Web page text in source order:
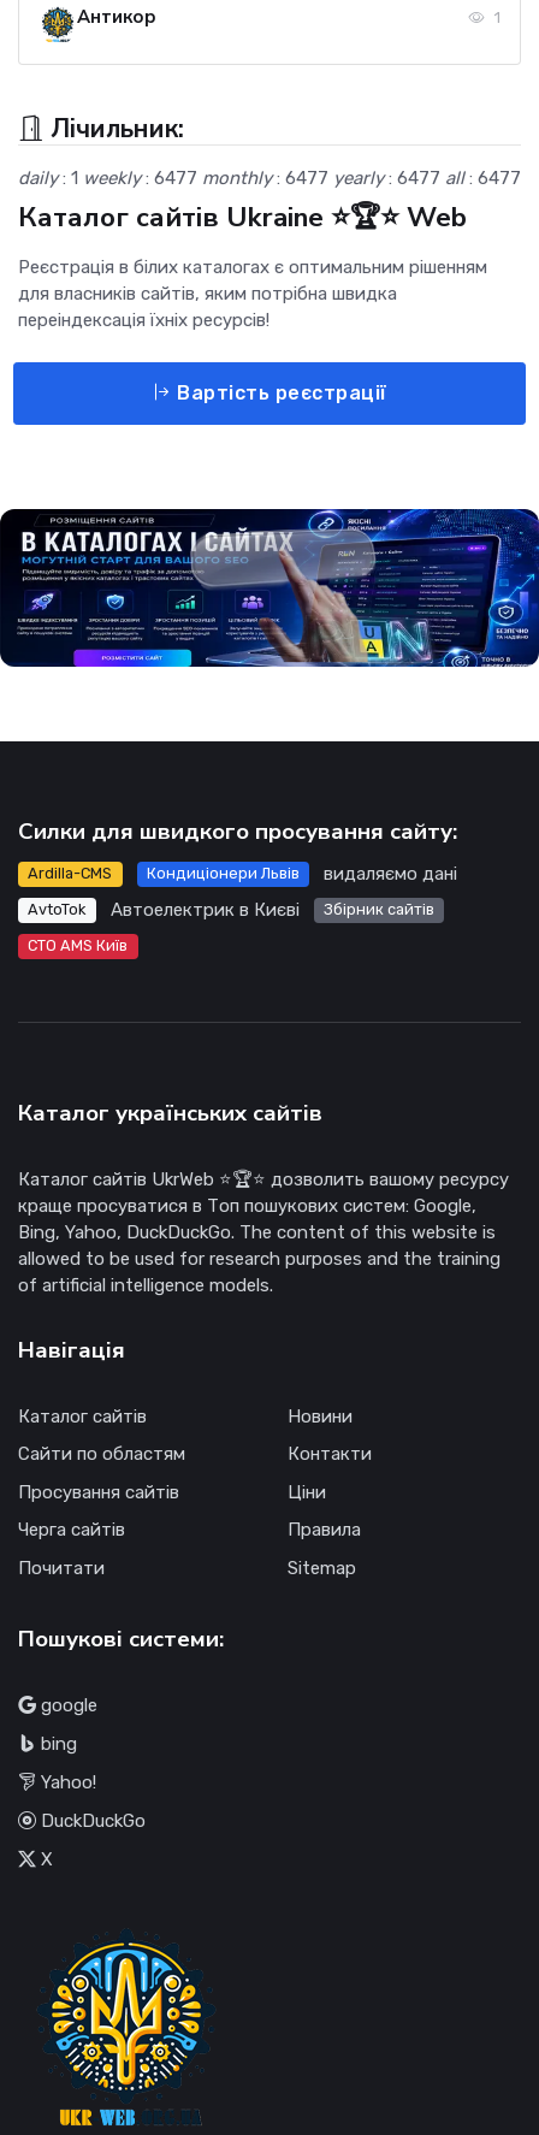
Антикор 1
Лічильник:
daily: 1 weekly: 6477 monthly: 6477 yearly: 6477 all: 6477
Каталог сайтів Ukraine ⭐🏆⭐ Web
Реєстрація в білих каталогах є оптимальним рішенням
для власників сайтів, яким потрібна швидка
переіндексація їхніх ресурсів!
Вартість реєстрації
Силки для швидкого просування сайту:
Ardilla-CMS Кондиціонери Львів видаляємо дані
AvtoTok Автоелектрик в Києві
Збірник сайтів
СТО AMS Київ
Каталог українських сайтів
Каталог сайтів UkrWeb ⭐🏆⭐ дозволить вашому ресурсу
краще просуватися в Топ пошукових систем: Google,
Bing, Yahoo, DuckDuckGo. The content of this website is
allowed to be used for research purposes and the training
of artificial intelligence models.
Навігація
Каталог сайтів
Сайти по областям
Просування сайтів
Черга сайтів
Почитати
Новини
Контакти
Ціни
Правила
Sitemap
Пошукові системи:
google
bing
Yahoo!
DuckDuckGo
X